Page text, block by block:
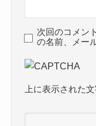
次回のコメン
の名前、メー
上に表示された